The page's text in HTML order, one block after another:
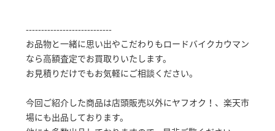
----------------------------
お品物と一緒に思い出やこだわりもロードバイクカウマン
なら高額査定でお買取りいたします。
お見積りだけでもお気軽にご相談ください。
今回ご紹介した商品は店頭販売以外にヤフオク！、楽天市
場にも出品しております。